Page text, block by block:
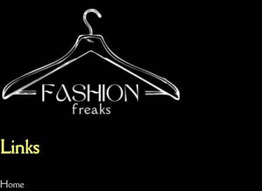
Links
Home